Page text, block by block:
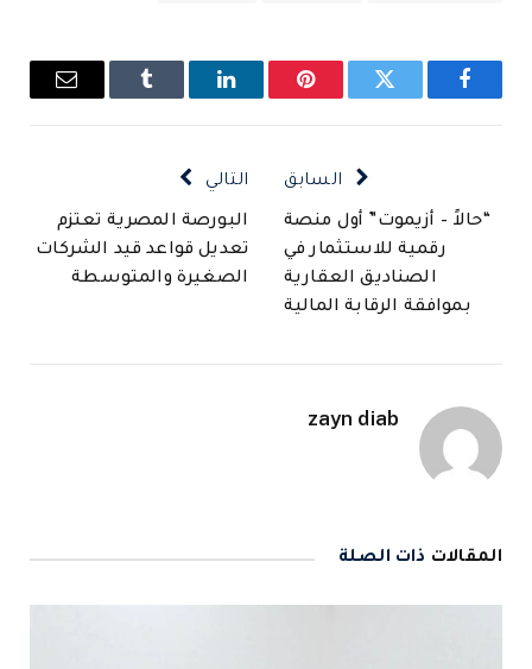
فيسبوك تويتر بينتيريستلينكدإن Tumblr
البريد
السابق
“حالاً – أزيموت” أول منصة
رقمية للاستثمار في
الصناديق العقارية
بموافقة الرقابة المالية
التالي
البورصة المصرية تعتزم
تعديل قواعد قيد الشركات
الصغيرة والمتوسطة
zayn diab
المقالات ذات الصلة